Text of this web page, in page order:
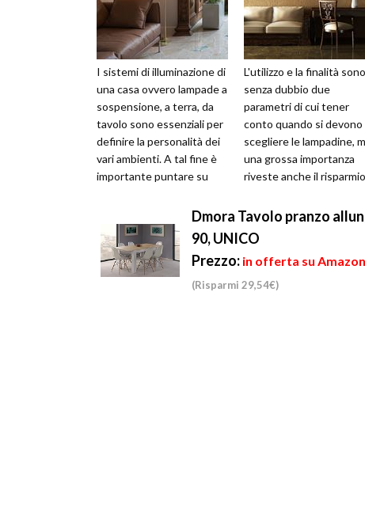
I sistemi di illuminazione di
una casa ovvero lampade a
sospensione, a terra, da
tavolo sono essenziali per
definire la personalità dei
vari ambienti. A tal fine è
importante puntare su
L'utilizzo e la finalità sono
senza dubbio due
parametri di cui tener
conto quando si devono
scegliere le lampadine,
una grossa importanza
riveste anche il risparmio
stesse...
Dmora Tavolo pranzo
90, UNICO
Prezzo: in offerta su
(Risparmi 29,54€)